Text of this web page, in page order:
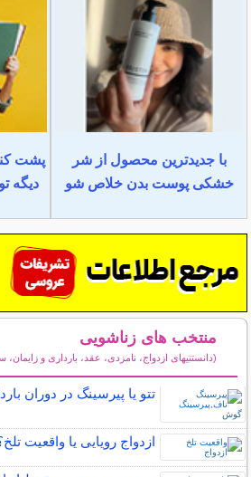
با جدیدترین محصول از شر
خشکی پوست بدن خلاص شو
پشت
دیگه
منتخب های زناشویی
(دانستنیهای ازدواج، نامزدی، عقد، بارداری و
تتو یا پیرسینگ در دوران
ازدواج رویایی یا واقعیت